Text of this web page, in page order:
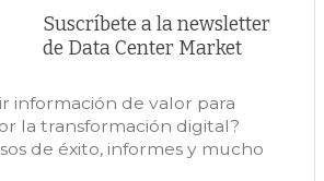
Suscríbete a la newsletter
de Data Center Market
información de valor para
la transformación digital?
de éxito, informes y mucho